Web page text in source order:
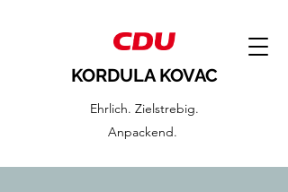
KORDULA KOVAC
Ehrlich. Zielstrebig.
Anpackend.